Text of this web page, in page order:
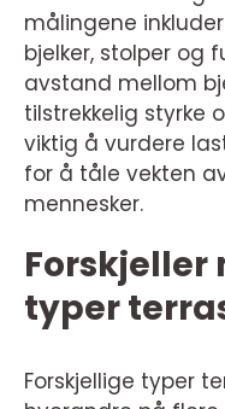
målingene
bjelker, stolper og
avstand mellom
tilstrekkelig styrke
viktig å vurdere
for å tåle vekten
mennesker.
typer
Forskjellige typer